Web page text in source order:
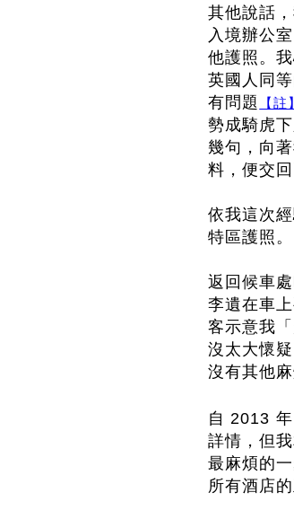
其他說話
入境辦公
他護照。
英國人同
有問題
【註】
勢成騎虎
幾句，向
料，便交
依我這次
特區護照。
返回候車
李遺在車
客示意我
沒太大懷
沒有其他麻
自 2013
詳情，但
最麻煩的
所有酒店